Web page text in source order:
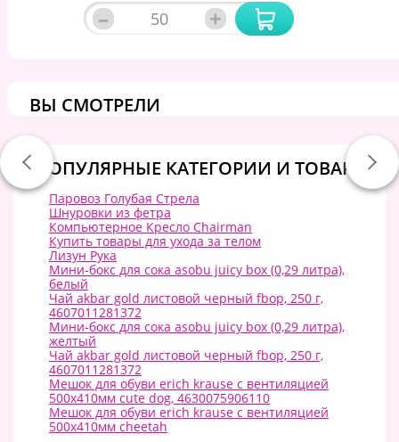
– +
ВЫ СМОТРЕЛИ
ПОПУЛЯРНЫЕ КАТЕГОРИИ И ТОВАРЫ:
Паровоз Голубая Стрела
Шнуровки из фетра
Компьютерное Кресло Chairman
Купить товары для ухода за телом
Лизун Рука
Мини-бокс для сока asobu juicy box (0,29 литра),
белый
Чай akbar gold листовой черный fbop, 250 г,
4607011281372
Мини-бокс для сока asobu juicy box (0,29 литра),
желтый
Чай akbar gold листовой черный fbop, 250 г,
4607011281372
Мешок для обуви erich krause с вентиляцией
500х410мм cute dog, 4630075906110
Мешок для обуви erich krause с вентиляцией
500х410мм cheetah